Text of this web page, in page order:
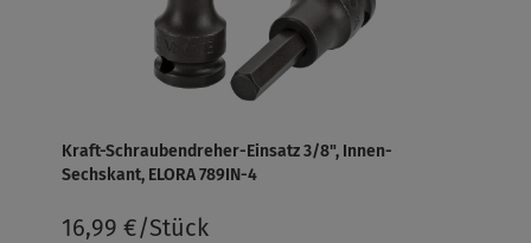
Kraft-Schraubendreher-Einsatz 3/8", Innen-
Sechskant, ELORA 789IN-4
16,99 €/Stück